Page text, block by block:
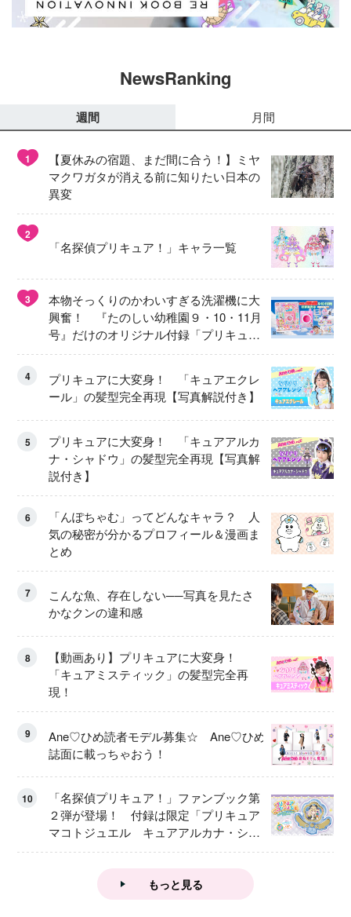
NewsRanking
週間 月間
1
【夏休みの宿題、まだ間に合う！】ミヤ
マクワガタが消える前に知りたい日本の
異変
2
「名探偵プリキュア！」キャラ一覧
3
本物そっくりのかわいすぎる洗濯機に大
興奮！ 『たのしい幼稚園９・10・11月
号』だけのオリジナル付録「プリキュ
ア くるくるせんたくき」
4
プリキュアに大変身！ 「キュアエクレ
ール」の髪型完全再現【写真解説付き】
5
プリキュアに大変身！ 「キュアアルカ
ナ・シャドウ」の髪型完全再現【写真解
説付き】
6
「んぽちゃむ」ってどんなキャラ？ 人
気の秘密が分かるプロフィール＆漫画ま
とめ
7
こんな魚、存在しない──写真を見たさ
かなクンの違和感
8
【動画あり】プリキュアに大変身！
「キュアミスティック」の髪型完全再
現！
9
Ane♡ひめ読者モデル募集☆ Ane♡ひめ
誌面に載っちゃおう！
10
「名探偵プリキュア！」ファンブック第
２弾が登場！ 付録は限定「プリキュア
マコトジュエル キュアアルカナ・シャ
ドウ アイスver.」 キュアエクレールを
もっと見る